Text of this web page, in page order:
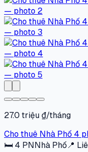
27.0 triệu ₫/tháng
Cho thuê Nhà Phố 4
🛏 4 PNNhà Phố📍